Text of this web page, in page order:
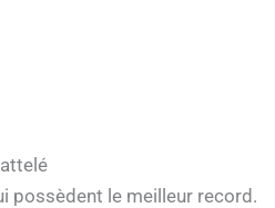
possèdent le meilleur record.